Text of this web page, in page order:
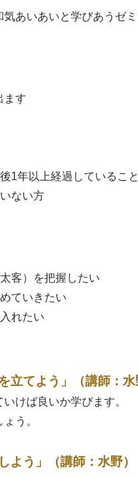
あいあいと学びあうゼミ
ます
1年以上経過しているこ
ない方
客）を把握したい
ていきたい
れたい
立てよう」（講師：水
けば良いか学びます。
う。
よう」（講師：水野）